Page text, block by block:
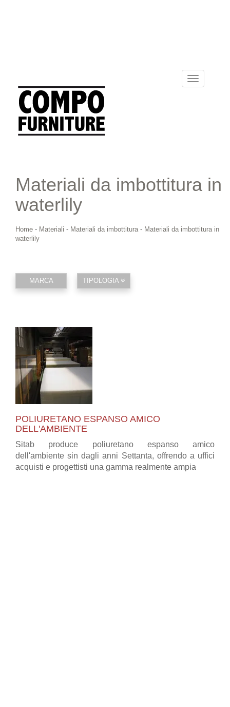
Toggle
navigation
Materiali da imbottitura in
waterlily
Home - Materiali - Materiali da imbottitura- Materiali da imbottitura in
waterlily
MARCA TIPOLOGIA
POLIURETANO ESPANSO AMICO
DELL'AMBIENTE
Sitab produce poliuretano espanso amico
dell'ambiente sin dagli anni Settanta, offrendo a uffici
acquisti e progettisti una gamma realmente ampia